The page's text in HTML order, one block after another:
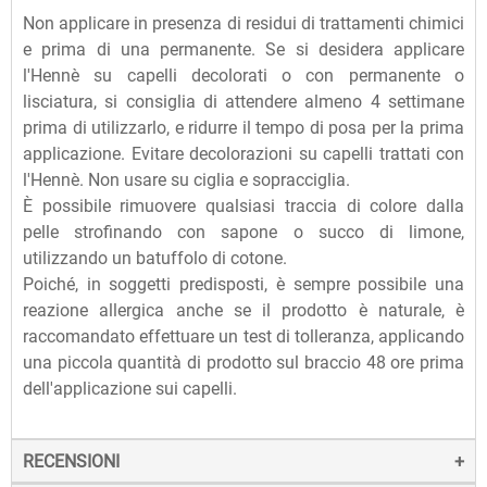
Non applicare in presenza di residui di trattamenti chimici
e prima di una permanente. Se si desidera applicare
l'Hennè su capelli decolorati o con permanente o
lisciatura, si consiglia di attendere almeno 4 settimane
prima di utilizzarlo, e ridurre il tempo di posa per la prima
applicazione. Evitare decolorazioni su capelli trattati con
l'Hennè. Non usare su ciglia e sopracciglia.
È possibile rimuovere qualsiasi traccia di colore dalla
pelle strofinando con sapone o succo di limone,
utilizzando un batuffolo di cotone.
Poiché, in soggetti predisposti, è sempre possibile una
reazione allergica anche se il prodotto è naturale, è
raccomandato effettuare un test di tolleranza, applicando
una piccola quantità di prodotto sul braccio 48 ore prima
dell'applicazione sui capelli.
RECENSIONI